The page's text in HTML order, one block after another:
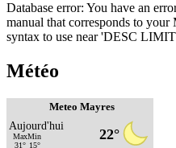
Database error: You have an
manual that corresponds to
syntax to use near 'DESC
Météo
Meteo Mayres